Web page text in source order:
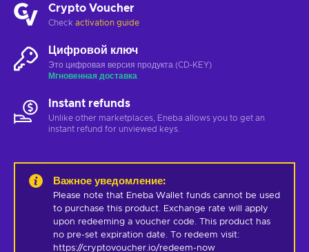
Crypto Voucher
Check activation guide
Цифровой ключ
Это цифровая версия продукта (CD-KEY)
Мгновенная доставка
Instant refunds
Unlike other marketplaces, Eneba allows you to get an
instant refund for unviewed keys.
Важное уведомление:
Please note that Eneba Wallet funds cannot be used
to purchase this product. Exchange rate will apply
upon redeeming a voucher code. This product has
no pre-set expiration date. To redeem visit:
https://cryptovoucher.io/redeem-now